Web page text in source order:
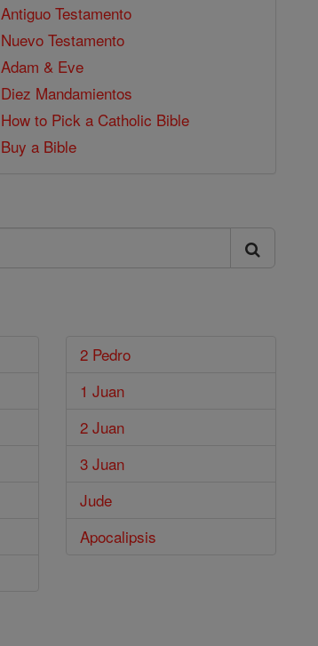
Antiguo Testamento
Nuevo Testamento
Adam & Eve
Diez Mandamientos
How to Pick a Catholic Bible
Buy a Bible
2 Pedro
1 Juan
2 Juan
3 Juan
Jude
Apocalipsis